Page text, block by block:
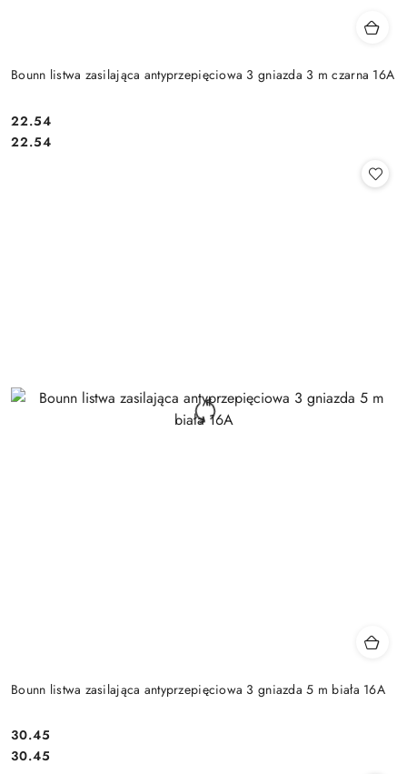
Bounn listwa zasilająca antyprzepięciowa 3 gniazda 3 m czarna 16A
Cena:
22.54
Cena:
22.54
Bounn listwa zasilająca antyprzepięciowa 3 gniazda 5 m biała 16A
Cena:
30.45
Cena:
30.45